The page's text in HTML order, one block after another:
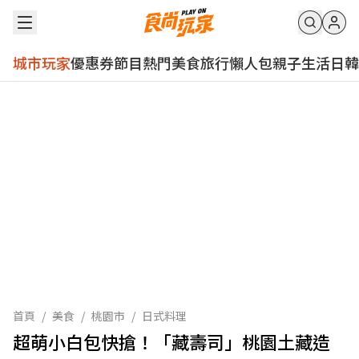
城市玩家優惠券節目熱門美食旅行懶人包親子生活日韓
首頁 / 美食 / 桃園市 / 日式料理
超萌小白包快搶！「藏壽司」桃園土藏造